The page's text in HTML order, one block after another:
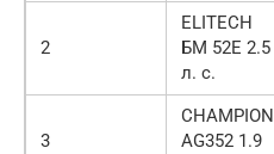
2
ELITECH
БМ 52Е 2.5
л. с.
3
CHAMPION
AG352 1.9